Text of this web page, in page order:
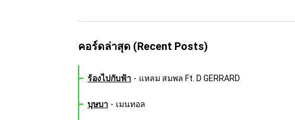
คอร์ดล่าสุด (Recent Posts)
ร้องไปกับฟ้า - แหลม สมพล Ft. D GERRARD
บุษบา - เมนทอล